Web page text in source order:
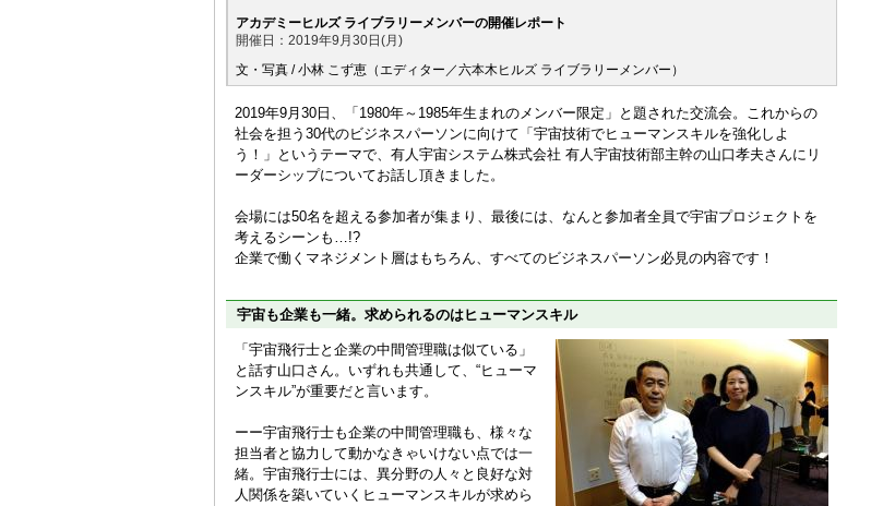
アカデミーヒルズ ライブラリーメンバーの開催レポート
開催日：2019年9月30日(月)
文・写真 / 小林 こず恵（エディター／六本木ヒルズ ライブラリーメンバー）
2019年9月30日、「1980年～1985年生まれのメンバー限定」と題された交流会。これからの
社会を担う30代のビジネスパーソンに向けて「宇宙技術でヒューマンスキルを強化しよ
う！」というテーマで、有人宇宙システム株式会社 有人宇宙技術部主幹の山口孝夫さんにリ
ーダーシップについてお話し頂きました。
会場には50名を超える参加者が集まり、最後には、なんと参加者全員で宇宙プロジェクトを
考えるシーンも…!?
企業で働くマネジメント層はもちろん、すべてのビジネスパーソン必見の内容です！
宇宙も企業も一緒。求められるのはヒューマンスキル
「宇宙飛行士と企業の中間管理職は似ている」
と話す山口さん。いずれも共通して、“ヒューマ
ンスキル”が重要だと言います。
ーー宇宙飛行士も企業の中間管理職も、様々な
担当者と協力して動かなきゃいけない点では一
緒。宇宙飛行士には、異分野の人々と良好な対
人関係を築いていくヒューマンスキルが求めら